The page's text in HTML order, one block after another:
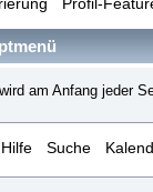
am Anfang jeder
Hilfe Suche